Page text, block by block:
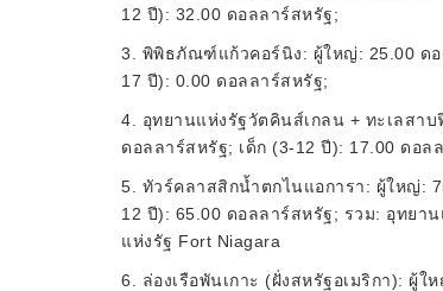
12 ปี): 32.00 ดอลลาร์สหรัฐ;
3. พิพิธภัณฑ์แก้วคอร์นิง: ผู้ใหญ่: 25.00 ดอ
17 ปี): 0.00 ดอลลาร์สหรัฐ;
4. อุทยานแห่งรัฐวัตคินส์เกลน + ทะเลสา
ดอลลาร์สหรัฐ; เด็ก (3-12 ปี): 17.00 ดอล
5. ทัวร์คลาสสิกน้ำตกไนแอการา: ผู้ใหญ่:
12 ปี): 65.00 ดอลลาร์สหรัฐ; รวม: อุทยา
แห่งรัฐ Fort Niagara
6. ล่องเรือพันเกาะ (ฝั่งสหรัฐอเมริกา): ผู้